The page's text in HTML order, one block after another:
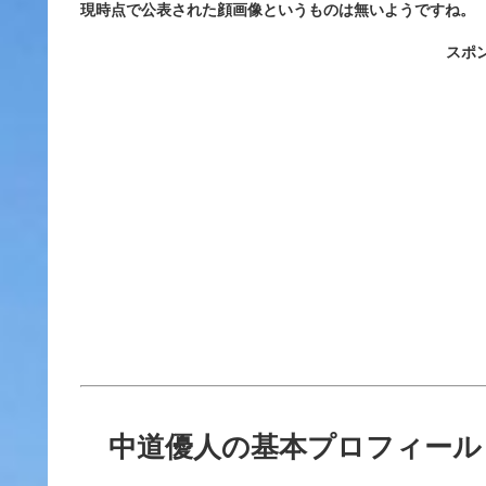
現時点で公表された顔画像というものは無いようですね。
スポ
中道優人の基本プロフィール